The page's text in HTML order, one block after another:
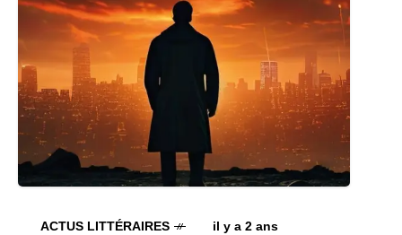
ACTUS LITTÉRAIRES il y a 2 ans